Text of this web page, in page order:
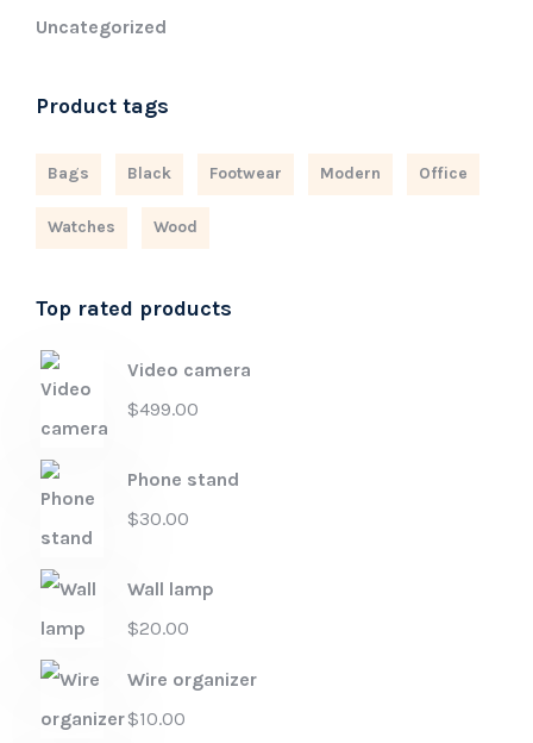
Uncategorized
Product tags
Bags Black Footwear Modern Office
Watches Wood
Top rated products
Video camera
$499.00
Phone stand
$30.00
Wall lamp
$20.00
Wire organizer
$10.00